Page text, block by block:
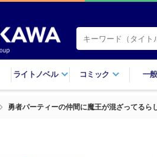
ライトノベル コミック 一
勇者パーティーの仲間に魔王が混ざってるら